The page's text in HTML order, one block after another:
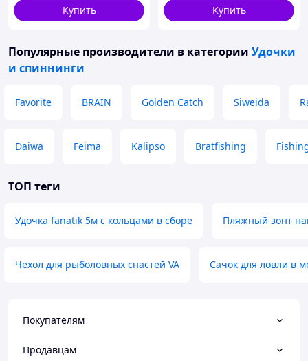
Купить
Купить
Популярные производители в категории Удочки
и спиннинги
Favorite BRAIN Golden Catch Siweida
Daiwa Feima Kalipso Bratfishing
ТОП теги
Удочка fanatik 5м с кольцами в сборе Пляжный зонт
Чехол для рыболовных снастей VA Сачок для ловли в
Покупателям
Продавцам